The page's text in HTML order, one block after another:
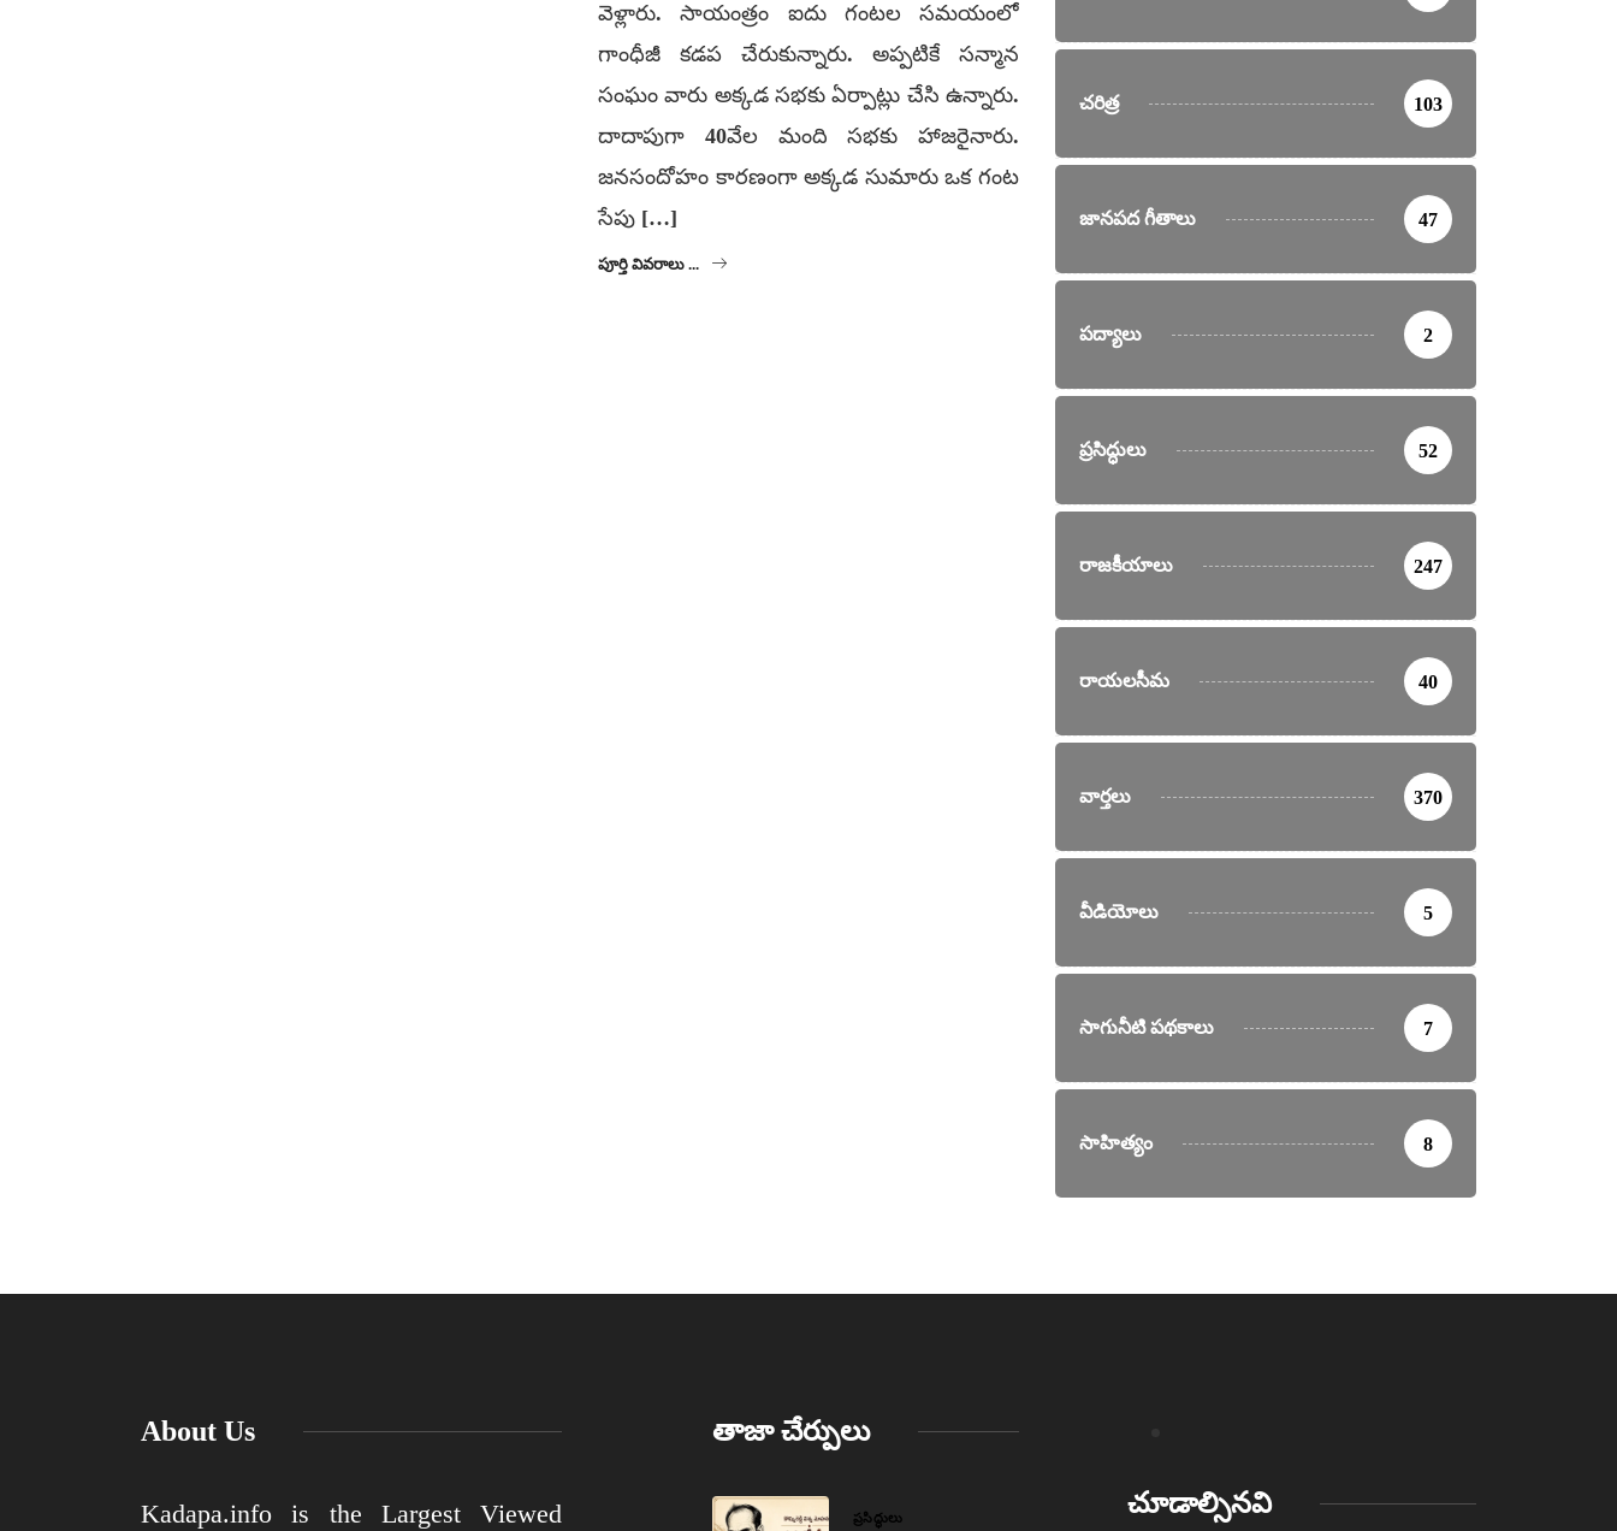
వెళ్లారు. సాయంత్రం ఐదు గంటల సమయంలో
గాంధీజీ కడప చేరుకున్నారు. అప్పటికే సన్మాన
సంఘం వారు అక్కడ సభకు ఏర్పాట్లు చేసి ఉన్నారు.
దాదాపుగా 40వేల మంది సభకు హాజరైనారు.
జనసందోహం కారణంగా అక్కడ సుమారు ఒక గంట
సేపు […]
పూర్తి వివరాలు ...
చరిత్ర 103
జానపద గీతాలు 47
పద్యాలు 2
ప్రసిద్ధులు 52
రాజకీయాలు 247
రాయలసీమ 40
వార్తలు 370
వీడియోలు 5
సాగునీటి పథకాలు 7
సాహిత్యం 8
About Us
Kadapa.info is the Largest Viewed
తాజా చేర్పులు
ప్రసిద్ధులు చూడాల్సినవి